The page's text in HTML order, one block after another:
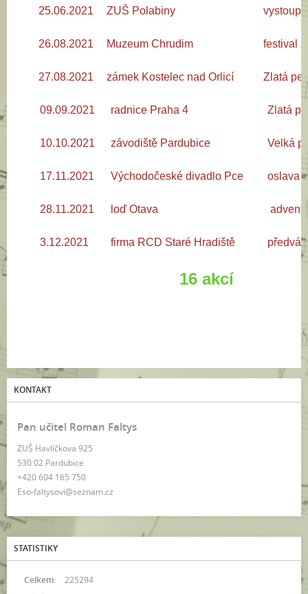
25.06.2021 ZUŠ Polabiny
26.08.2021 Muzeum Chrudim festival
27.08.2021 zámek Kostelec nad Orlicí Zlatá
09.09.2021 radnice Praha 4 Zlatá
10.10.2021 závodiště Pardubice Velká
17.11.2021 Východočeské divadlo Pce oslava
28.11.2021 loď Otava
3.12.2021 firma RCD Staré Hradiště
16 akcí
KONTAKT
Pan učitel Roman Faltys
ZUŠ Havlíčkova 925
530 02 Pardubice
+420 604 165 750
Eso-faltysovi@seznam.cz
STATISTIKY
Celkem:
225294